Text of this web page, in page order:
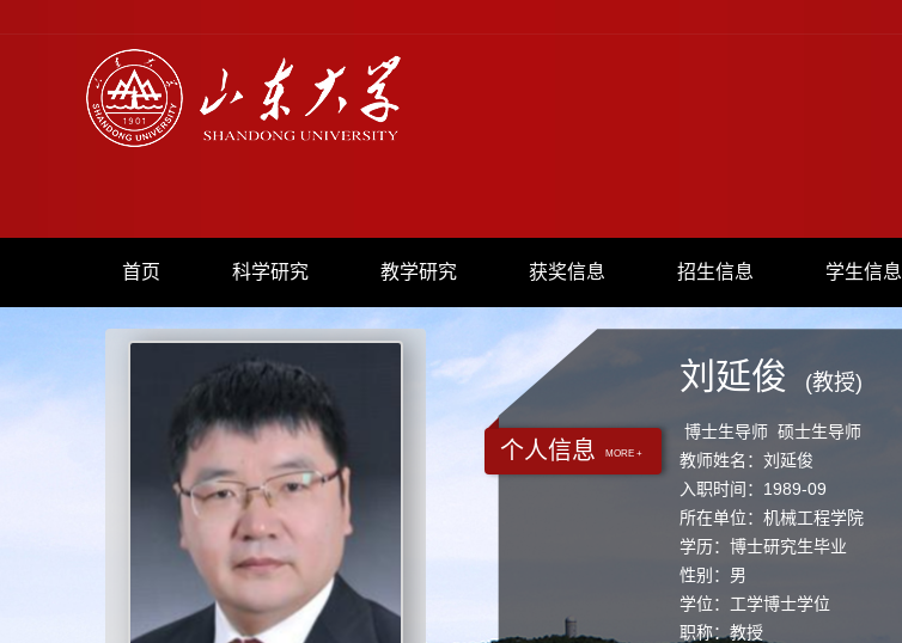
首页 科学研究 教学研究 获奖信息 招生信息 学生信息
个人信息 MORE +
刘延俊 (教授)
博士生导师 硕士生导师
教师姓名：刘延俊
入职时间：1989-09
所在单位：机械工程学院
学历：博士研究生毕业
性别：男
学位：工学博士学位
职称：教授